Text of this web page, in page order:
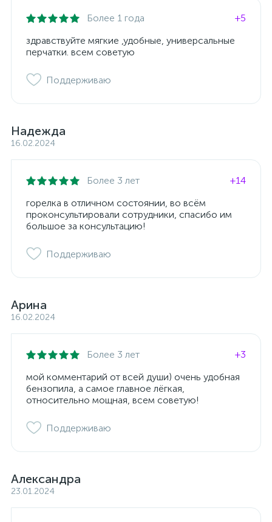
Более 1 года
+5
здравствуйте мягкие ,удобные, универсальные
перчатки. всем советую
Поддерживаю
Надежда
16.02.2024
Более 3 лет
+14
горелка в отличном состоянии, во всём
проконсультировали сотрудники, спасибо им
большое за консультацию!
Поддерживаю
Арина
16.02.2024
Более 3 лет
+3
мой комментарий от всей души) очень удобная
бензопила, а самое главное лёгкая,
относительно мощная, всем советую!
Поддерживаю
Александра
23.01.2024